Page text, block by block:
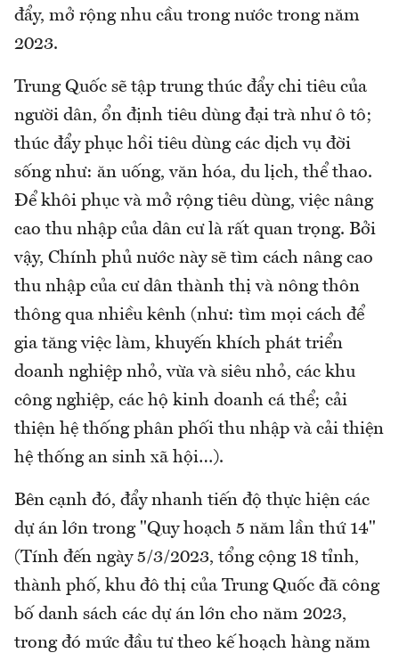
đẩy, mở rộng nhu cầu trong nước trong năm
2023.
Trung Quốc sẽ tập trung thúc đẩy chi tiêu của
người dân, ổn định tiêu dùng đại trà như ô tô;
thúc đẩy phục hồi tiêu dùng các dịch vụ đời
sống như: ăn uống, văn hóa, du lịch, thể thao.
Để khôi phục và mở rộng tiêu dùng, việc nâng
cao thu nhập của dân cư là rất quan trọng. Bởi
vậy, Chính phủ nước này sẽ tìm cách nâng cao
thu nhập của cư dân thành thị và nông thôn
thông qua nhiều kênh (như: tìm mọi cách để
gia tăng việc làm, khuyến khích phát triển
doanh nghiệp nhỏ, vừa và siêu nhỏ, các khu
công nghiệp, các hộ kinh doanh cá thể; cải
thiện hệ thống phân phối thu nhập và cải thiện
hệ thống an sinh xã hội…).
Bên cạnh đó, đẩy nhanh tiến độ thực hiện các
dự án lớn trong "Quy hoạch 5 năm lần thứ 14"
(Tính đến ngày 5/3/2023, tổng cộng 18 tỉnh,
thành phố, khu đô thị của Trung Quốc đã công
bố danh sách các dự án lớn cho năm 2023,
trong đó mức đầu tư theo kế hoạch hàng năm